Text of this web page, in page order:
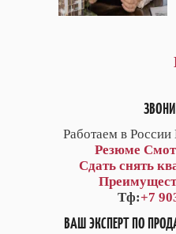
Работаем в
Резюме
Сдать снять
Тф:+7
ВАШ ЭКСПЕРТ ПО